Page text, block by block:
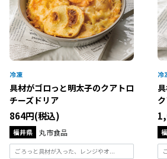
具材がゴロっと明太子のクアトロ
チーズドリア
864円(税込)
福井県 丸市食品
ごろっと具材が入った、レンジやオ...